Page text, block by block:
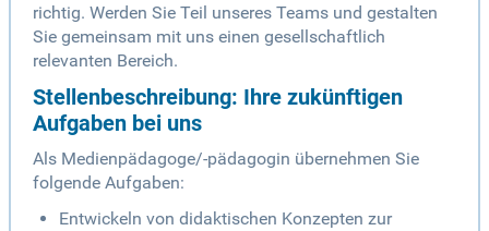
richtig. Werden Sie Teil unseres Teams und gestalten
Sie gemeinsam mit uns einen gesellschaftlich
relevanten Bereich.
Stellenbeschreibung: Ihre zukünftigen
Aufgaben bei uns
Als Medienpädagoge/-pädagogin übernehmen Sie
folgende Aufgaben:
Entwickeln von didaktischen Konzepten zur